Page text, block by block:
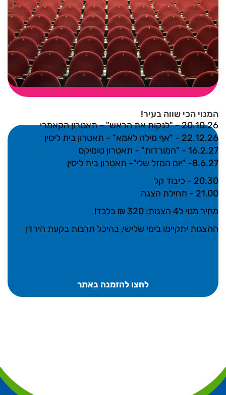
המנוי הכי שווה בעיר!
20.10.26 - "לנקות את הראש" - תאטרון הקאמרי
22.12.26 - "אף מילה לאמא" - תאטרון בית ליסין
16.2.27 - "המורדות" - תאטרון טומיקס
8.6.27- "יום המזל שלי"- תאטרון בית ליסין
20.30 - כיבוד קל
21.00 - תחילת הצגה
מחיר מנוי ל4 הצגות: 320 ₪ בלבד!
ההצגות יתקיימו בימי שלישי, בהיכל תרבות בקעת הירדן
לחצו להזמנה באתר